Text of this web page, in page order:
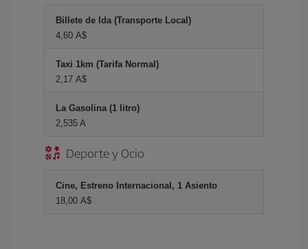
Billete de Ida (Transporte Local)
4,60 A$
Taxi 1km (Tarifa Normal)
2,17 A$
La Gasolina (1 litro)
2,535 A
Deporte y Ocio
Cine, Estreno Internacional, 1 Asiento
18,00 A$